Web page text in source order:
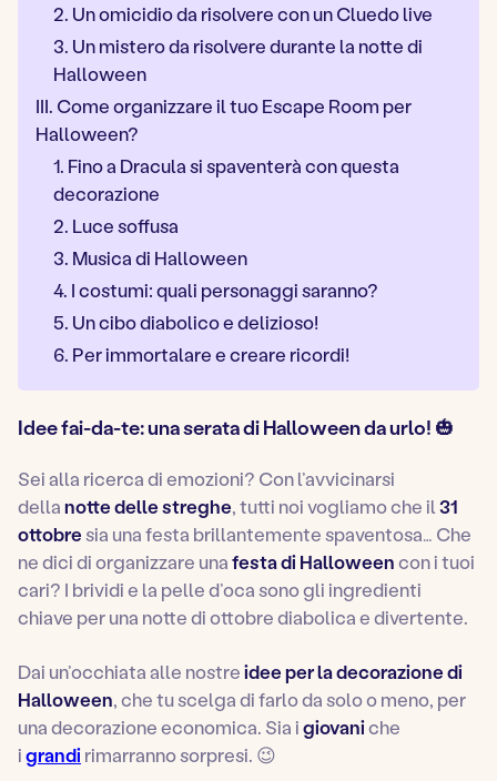
2. Un omicidio da risolvere con un Cluedo live
3. Un mistero da risolvere durante la notte di
Halloween
III. Come organizzare il tuo Escape Room per
Halloween?
1. Fino a Dracula si spaventerà con questa
decorazione
2. Luce soffusa
3. Musica di Halloween
4. I costumi: quali personaggi saranno?
5. Un cibo diabolico e delizioso!
6. Per immortalare e creare ricordi!
Idee fai-da-te: una serata di Halloween da urlo! 🎃
Sei alla ricerca di emozioni? Con l’avvicinarsi
dellanotte delle streghe, tutti noi vogliamo che il31
ottobresia una festa brillantemente spaventosa… Che
ne dici di organizzare unafesta di Halloweencon i tuoi
cari? I brividi e la pelle d’oca sono gli ingredienti
chiave per una notte di ottobre diabolica e divertente.
Dai un’occhiata alle nostreidee per la decorazione di
Halloween, che tu scelga di farlo da solo o meno, per
una decorazione economica. Sia igiovaniche
igrandirimarranno sorpresi. 😉